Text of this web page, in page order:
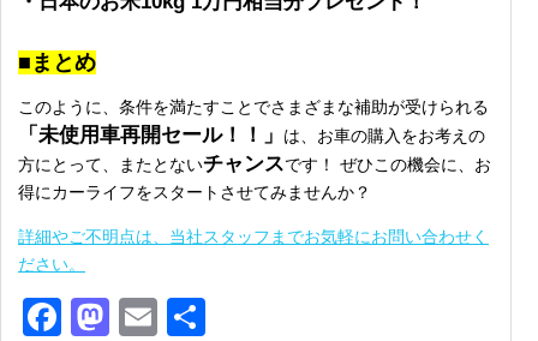
■まとめ
このように、条件を満たすことでさまざまな補助が受けられる
「未使用車再開セール！！」
は、お車の購入をお考えの
方にとって、またとないチャンスです！ ぜひこの機会に、お
得にカーライフをスタートさせてみませんか？
詳細やご不明点は、当社スタッフまでお気軽にお問い合わせく
ださい。
Facebook
Mastodon
Email